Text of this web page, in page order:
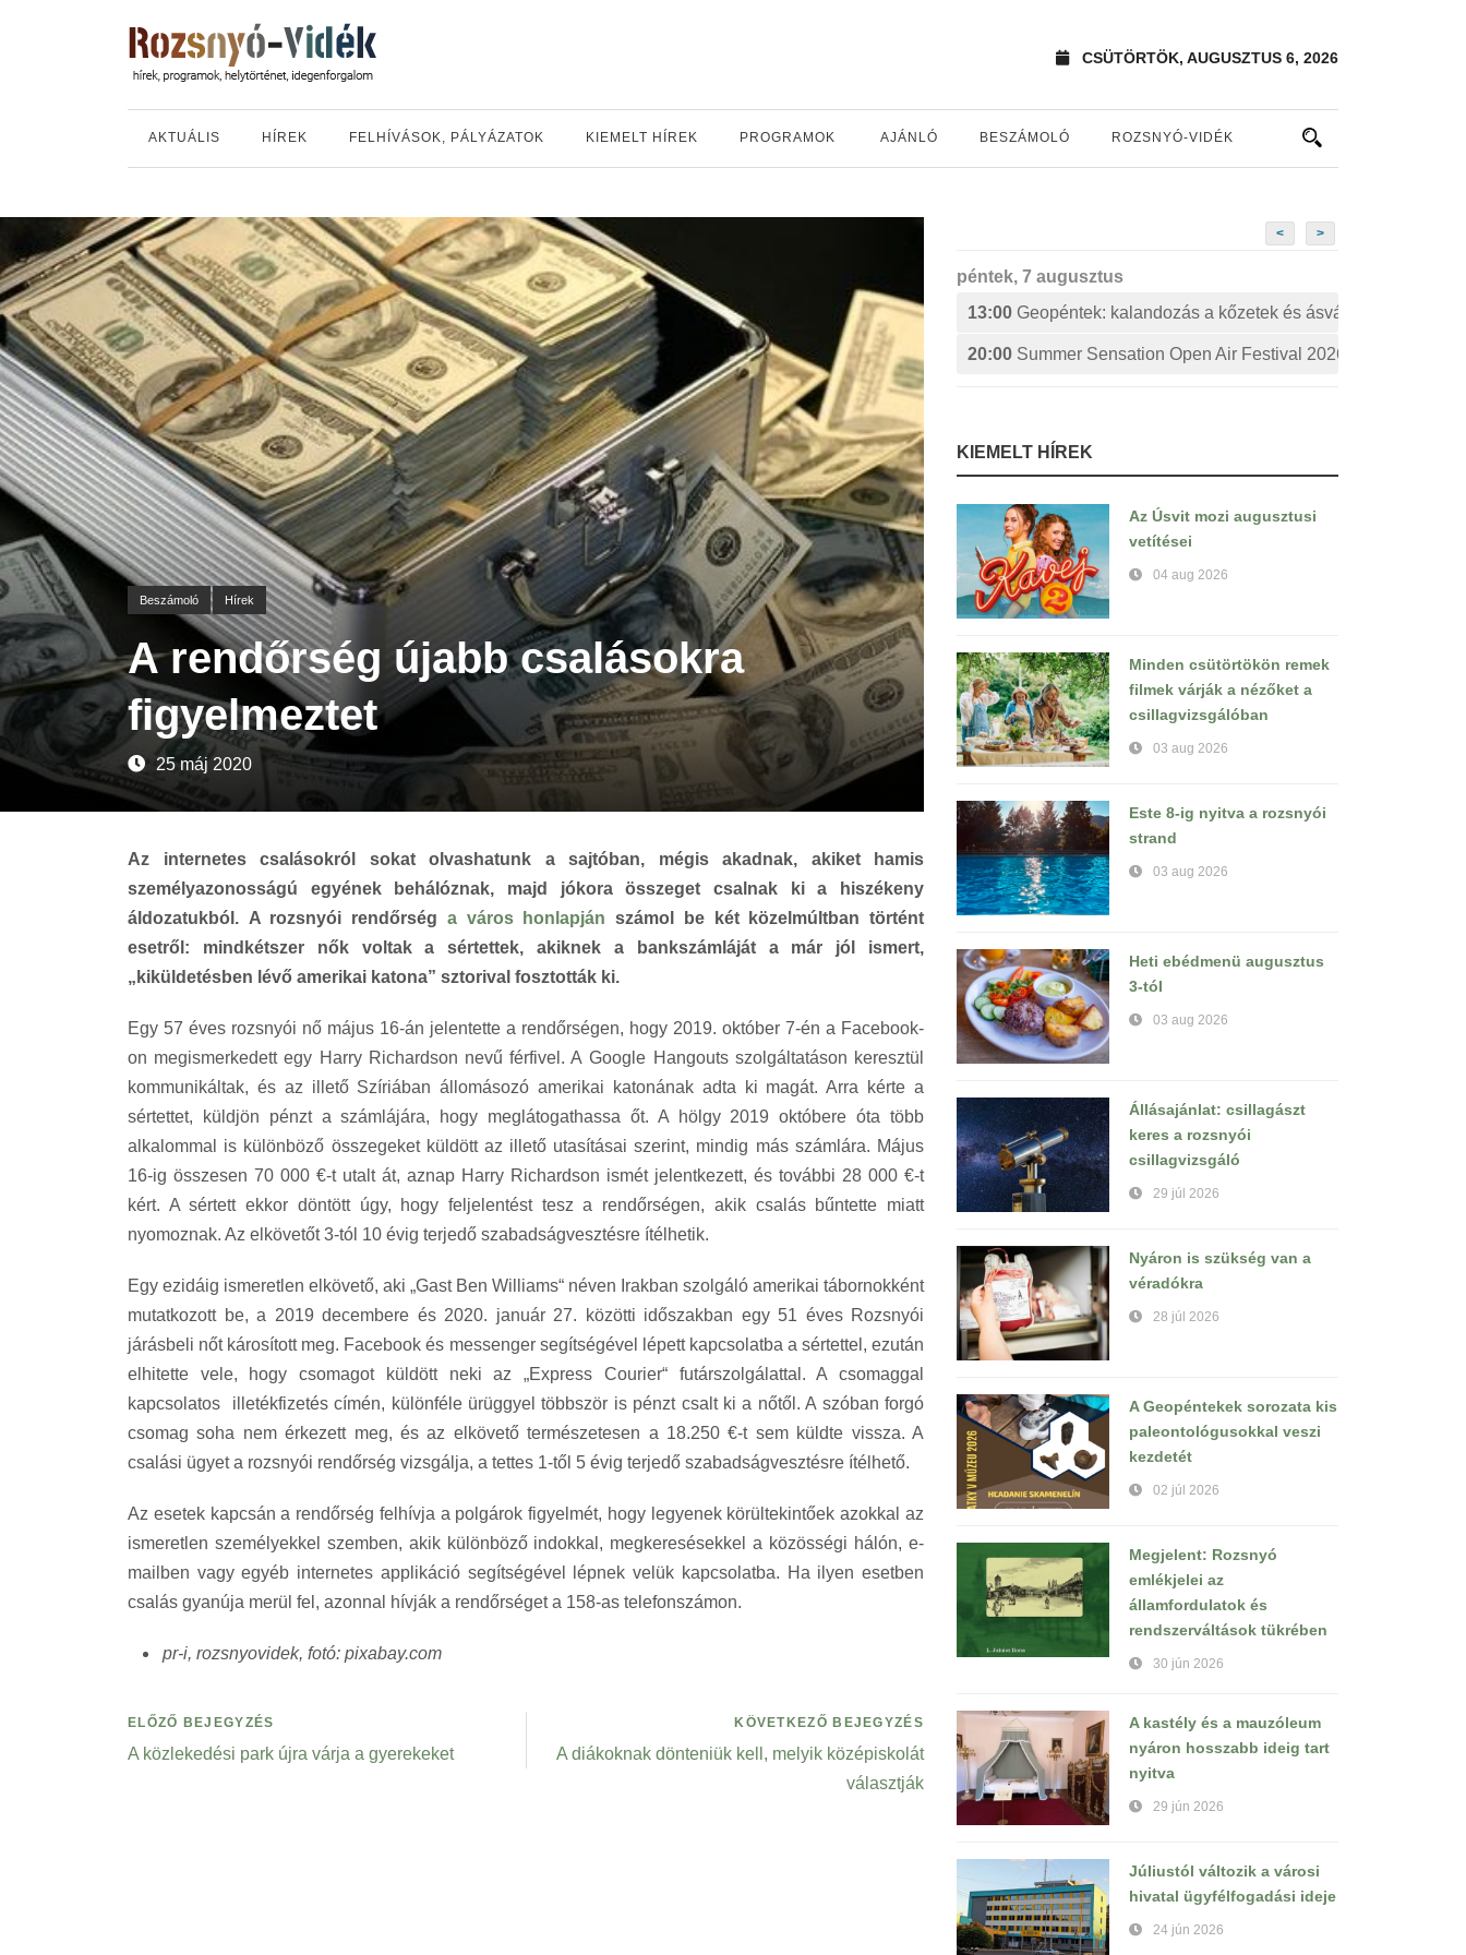
CSÜTÖRTÖK, AUGUSZTUS 6, 2026
AKTUÁLIS HÍREK FELHÍVÁSOK, PÁLYÁZATOK KIEMELT HÍREK PROGRAMOK AJÁNLÓ BESZÁMOLÓ ROZSNYÓ-VIDÉK
Beszámoló Hírek
A rendőrség újabb csalásokra
figyelmeztet
25 máj 2020
Az internetes csalásokról sokat olvashatunk a sajtóban, mégis akadnak, akiket hamis
személyazonosságú egyének behálóznak, majd jókora összeget csalnak ki a hiszékeny
áldozatukból. A rozsnyói rendőrség a város honlapján számol be két közelmúltban történt
esetről: mindkétszer nők voltak a sértettek, akiknek a bankszámláját a már jól ismert,
„kiküldetésben lévő amerikai katona” sztorival fosztották ki.
Egy 57 éves rozsnyói nő május 16-án jelentette a rendőrségen, hogy 2019. október 7-én a Facebook-
on megismerkedett egy Harry Richardson nevű férfivel. A Google Hangouts szolgáltatáson keresztül
kommunikáltak, és az illető Szíriában állomásozó amerikai katonának adta ki magát. Arra kérte a
sértettet, küldjön pénzt a számlájára, hogy meglátogathassa őt. A hölgy 2019 októbere óta több
alkalommal is különböző összegeket küldött az illető utasításai szerint, mindig más számlára. Május
16-ig összesen 70 000 €-t utalt át, aznap Harry Richardson ismét jelentkezett, és további 28 000 €-t
kért. A sértett ekkor döntött úgy, hogy feljelentést tesz a rendőrségen, akik csalás bűntette miatt
nyomoznak. Az elkövetőt 3-tól 10 évig terjedő szabadságvesztésre ítélhetik.
Egy ezidáig ismeretlen elkövető, aki „Gast Ben Williams“ néven Irakban szolgáló amerikai tábornokként
mutatkozott be, a 2019 decembere és 2020. január 27. közötti időszakban egy 51 éves Rozsnyói
járásbeli nőt károsított meg. Facebook és messenger segítségével lépett kapcsolatba a sértettel, ezután
elhitette vele, hogy csomagot küldött neki az „Express Courier“ futárszolgálattal. A csomaggal
kapcsolatos illetékfizetés címén, különféle ürüggyel többször is pénzt csalt ki a nőtől. A szóban forgó
csomag soha nem érkezett meg, és az elkövető természetesen a 18.250 €-t sem küldte vissza. A
csalási ügyet a rozsnyói rendőrség vizsgálja, a tettes 1-től 5 évig terjedő szabadságvesztésre ítélhető.
Az esetek kapcsán a rendőrség felhívja a polgárok figyelmét, hogy legyenek körültekintőek azokkal az
ismeretlen személyekkel szemben, akik különböző indokkal, megkeresésekkel a közösségi hálón, e-
mailben vagy egyéb internetes applikáció segítségével lépnek velük kapcsolatba. Ha ilyen esetben
csalás gyanúja merül fel, azonnal hívják a rendőrséget a 158-as telefonszámon.
pr-i, rozsnyovidek, fotó: pixabay.com
ELŐZŐ BEJEGYZÉS
A közlekedési park újra várja a gyerekeket
KÖVETKEZŐ BEJEGYZÉS
A diákoknak dönteniük kell, melyik középiskolát
választják
< >
péntek, 7 augusztus
13:00 Geopéntek: kalandozás a kőzetek és ásványok izgalmas
20:00 Summer Sensation Open Air Festival 2026:
KIEMELT HÍREK
Az Úsvit mozi augusztusi
vetítései
04 aug 2026
Minden csütörtökön remek
filmek várják a nézőket a
csillagvizsgálóban
03 aug 2026
Este 8-ig nyitva a rozsnyói
strand
03 aug 2026
Heti ebédmenü augusztus
3-tól
03 aug 2026
Állásajánlat: csillagászt
keres a rozsnyói
csillagvizsgáló
29 júl 2026
Nyáron is szükség van a
véradókra
28 júl 2026
A Geopéntekek sorozata kis
paleontológusokkal veszi
kezdetét
02 júl 2026
Megjelent: Rozsnyó
emlékjelei az
államfordulatok és
rendszerváltások tükrében
30 jún 2026
A kastély és a mauzóleum
nyáron hosszabb ideig tart
nyitva
29 jún 2026
Júliustól változik a városi
hivatal ügyfélfogadási ideje
24 jún 2026